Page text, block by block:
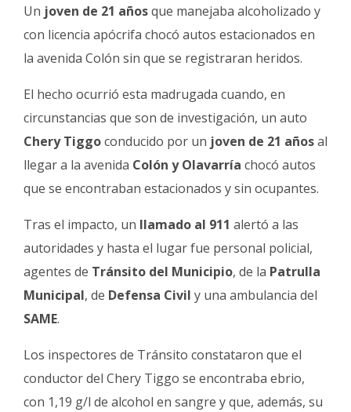
Fúnebres
Un joven de 21 añosque manejaba alcoholizado y
con licencia apócrifa chocó autos estacionados en
la avenida Colón sin que se registraran heridos.
El hecho ocurrió esta madrugada cuando, en
circunstancias que son de investigación, un auto
Chery Tiggoconducido por un joven de 21 añosal
llegar a la avenida Colón y Olavarría chocó autos
que se encontraban estacionados y sin ocupantes.
Tras el impacto, un llamado al 911 alertó a las
autoridades y hasta el lugar fue personal policial,
agentes de Tránsito del Municipio, de la Patrulla
Municipal, de Defensa Civil y una ambulancia del
SAME.
Los inspectores de Tránsito constataron que el
conductor del Chery Tiggo se encontraba ebrio,
con 1,19 g/l de alcohol en sangre y que, además, su